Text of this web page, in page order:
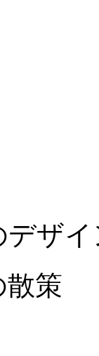
ザ
散策